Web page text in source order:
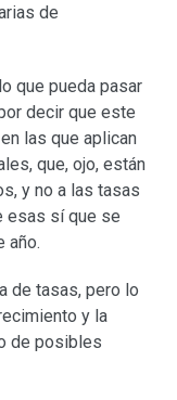
de
que pueda pasar
decir que este
las que aplican
que, ojo, están
y no a las tasas
esas sí que se
año.
de tasas, pero lo
y la
de posibles